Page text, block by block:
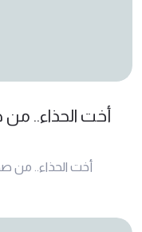
أخت الحذاء.. من
أخت الحذاء.. من